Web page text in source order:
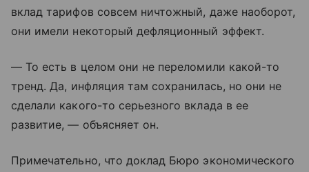
вклад тарифов совсем ничтожный, даже наоборот,
они имели некоторый дефляционный эффект.
— То есть в целом они не переломили какой-то
тренд. Да, инфляция там сохранилась, но они не
сделали какого-то серьезного вклада в ее
развитие, — объясняет он.
Примечательно, что доклад Бюро экономического